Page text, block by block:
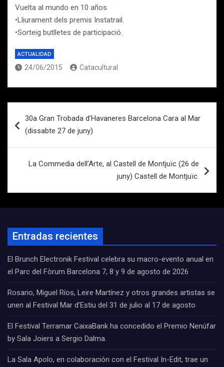
Vuelta al mundo en 10 años
•Lliurament dels premis Instatrail.
•Sorteig butlletes de participació.
ACTUALIDAD
24/06/2015 Catacultural
de
30a Gran Trobada d’Havaneres Barcelona Cara al Mar
(dissabte 27 de juny)
La Commedia dell’Arte, al Castell de Montjuïc (26 de
juny) Castell de Montjuïc.
Entradas recientes
El Brunch Electronik Festival celebra su macro-evento anual en
el Parc del Fòrum Barcelona 7, 8 y 9 de agosto de 2026
Rosario, Miguel Ríos, Leire Martínez y otros grandes artistas se
unen al Festival Mar d’Estiu del 31 de julio al 17 de agosto
El Festival Terramar CaixaBank ha concedido el Premio Nenúfar
by Sala Joiers a Sergio Dalma.
La Sala Apolo, en colaboración con el Festival In-Edit, trae un